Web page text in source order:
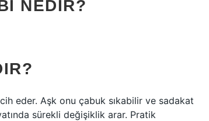
NEDIR?
eder. Aşk onu çabuk sıkabilir ve sadakat
sürekli değişiklik arar. Pratik